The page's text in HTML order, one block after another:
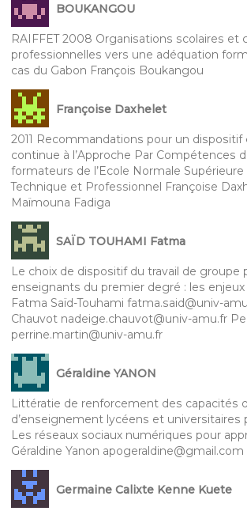
BOUKANGOU
RAIFFET 2008 Organisations scolaires et
professionnelles vers une adéquation
cas du Gabon François Boukangou
Françoise Daxhelet
2011 Recommandations pour un
continue à l’Approche Par Compétences
formateurs de l’Ecole Normale
Technique et Professionnel Françoise
Maïmouna Fadiga
SAÏD TOUHAMI Fatma
Le choix de dispositif du travail de groupe
enseignants du premier degré : les
Fatma Saïd-Touhami fatma.said@univ-
Chauvot nadeige.chauvot@univ-amu.fr
perrine.martin@univ-amu.fr
Géraldine YANON
Littératie de renforcement des capacités
d’enseignement lycéens et universitaires
Les réseaux sociaux numériques pour
Géraldine Yanon apogeraldine@gmail.com
Germaine Calixte Kenne Kuete